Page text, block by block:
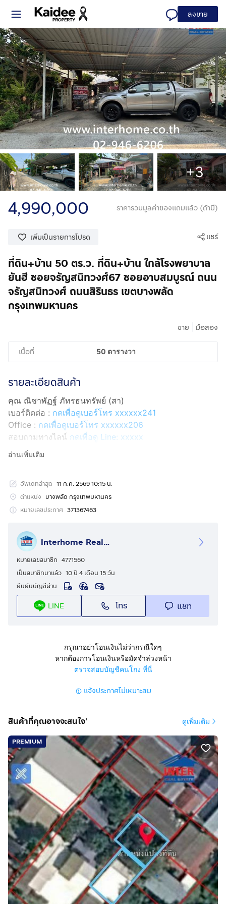
ลงขาย
+3
4,990,000 ราคารวมมูลค่าของแถมแล้ว (ถ้ามี)
เพิ่มเป็นรายการโปรด แชร์
ที่ดิน+บ้าน 50 ตร.ว. ที่ดิน+บ้าน ใกล้โรงพยาบาล
ยันฮี ซอยจรัญสนิทวงศ์67 ซอยอาบสมบูรณ์ ถนน
จรัญสนิทวงศ์ ถนนสิรินธร เขตบางพลัด
กรุงเทพมหานคร
ขาย มือสอง
เนื้อที่ 50 ตารางวา
รายละเอียดสินค้า
คุณ ณิชาพัฏฐ์ ภัทรธนทรัพย์ (สา)
เบอร์ติดต่อ : กดเพื่อดูเบอร์โทร xxxxxx241
Office : กดเพื่อดูเบอร์โทร xxxxxx206
สอบถามทางไลน์ กดเพื่อดู Line: xxxxx
Line ID: @interhome
ขนาด 50 ตร.ว.
ที่ตั้ง : ที่ดิน+บ้าน ใกล้โรงพยาบาลยันฮี ถ.จรัญสนิทวงศ์ เขต
รายละเอียด
ใกล้โรงพยาบาลยันฮี โรงพยาบาลศิริราช เซ็นทรัลปิ่นเกล้า
ขายที่ดิน+บ้าน ซอยจรัญสนิทวงศ์67 แยก2 ซอยอาบสมบูรณ์
ถนนจรัญสนิทวงศ์ ถนนสิรินธร แขวงบางพลัด เขตบางพลัด
กรุงเทพมหานคร
อยู่ในซอยไม่ลึก
ใกล้โรงพยาบาลยันฮี
เซ็นทรัลปิ่นเกล้า
โลตัสจรัญสนิทวงศ์
การเดินทางสะดวก
ห่างจากถนนสิรินธร 800 เมตร
ถนนจรัญสนิทวงศ์ ถนนวงศ์สว่าง
ใกล้รถไฟฟ้า MRT สถานีสิรินธร สามารถเดินได้เพียง 300
เมตร
บริษัท อินเตอร์โฮม เรียลตี้ เอสเตท จำกัด
Interhome Realty Estate
www.interhome.co.th
โทร.กดเพื่อดูเบอร์โทร xxxxxx206
https://www.interhome.co.th/propertydetail.php?
propcode=67353
อ่านเพิ่มเติม
อัพเดทล่าสุด 11 ก.ค. 2569 10:15 น.
ตำแหน่ง บางพลัด กรุงเทพมหานคร
หมายเลขประกาศ 371367463
Interhome Realty Estate
หมายเลขสมาชิก 4771560
เป็นสมาชิกมาแล้ว 10 ปี 4 เดือน 15 วัน
ยืนยันบัญชีผ่าน
LINE โทร แชท
กรุณาอย่าโอนเงินไม่ว่ากรณีใดๆ
หากต้องการโอนเงินหรือมัดจำล่วงหน้า
ตรวจสอบบัญชีคนโกง ที่นี่
แจ้งประกาศไม่เหมาะสม
สินค้าที่คุณอาจจะสนใจ' ดูเพิ่มเติม
PREMIUM